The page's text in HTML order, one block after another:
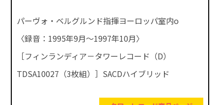
パーヴォ・ベルグルンド指揮ヨーロッパ室内o
〈録音：1995年9月～1997年10月〉
［フィンランディア－タワーレコード（D）
TDSA10027（3枚組）］SACDハイブリッド